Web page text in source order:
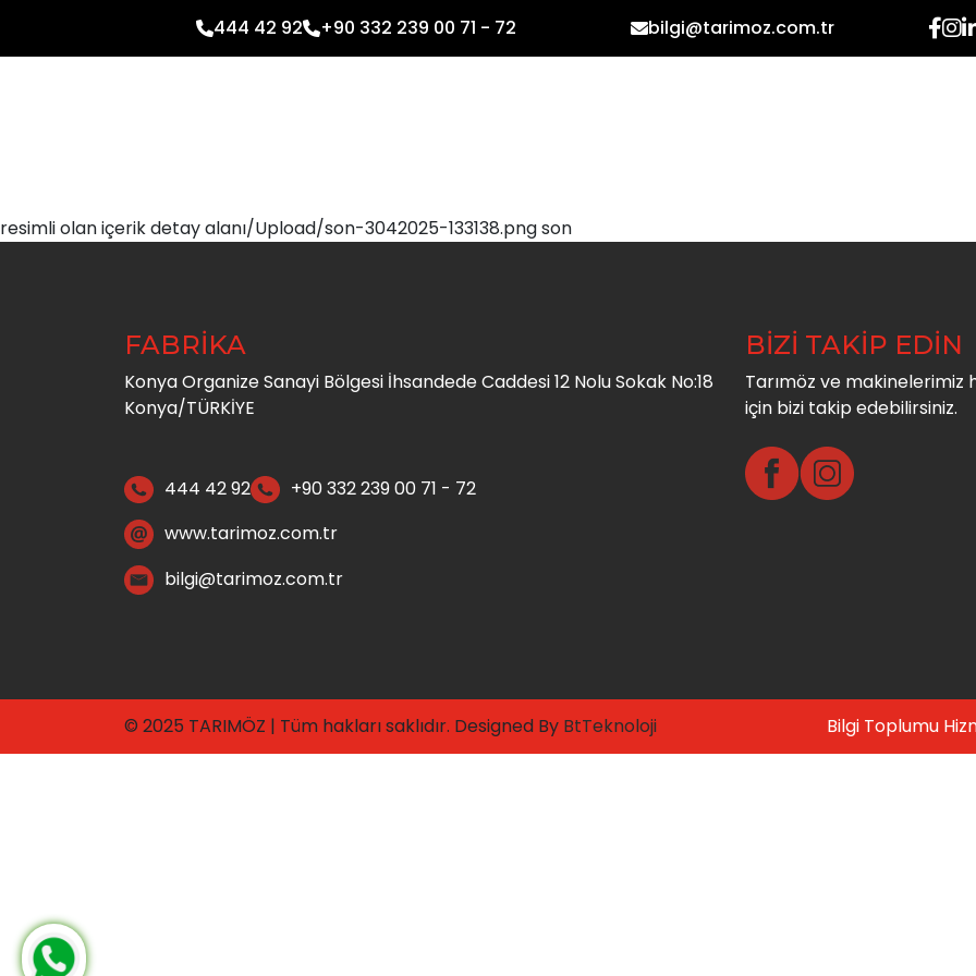
444 42 92 +90 332 239 00 71 - 72 bilgi@tarimoz.com.tr
resimli olan içerik detay alanı/Upload/son-3042025-133138.png son
FABRİKA
Konya Organize Sanayi Bölgesi İhsandede Caddesi 12 Nolu Sokak No:18
Konya/TÜRKİYE
444 42 92
+90 332 239 00 71 - 72
www.tarimoz.com.tr
bilgi@tarimoz.com.tr
BİZİ TAKİP EDİN
Tarımöz ve
için bizi takip edebilirsiniz.
© 2025 TARIMÖZ | Tüm hakları saklıdır. Designed By BtTeknoloji Bilgi Toplumu